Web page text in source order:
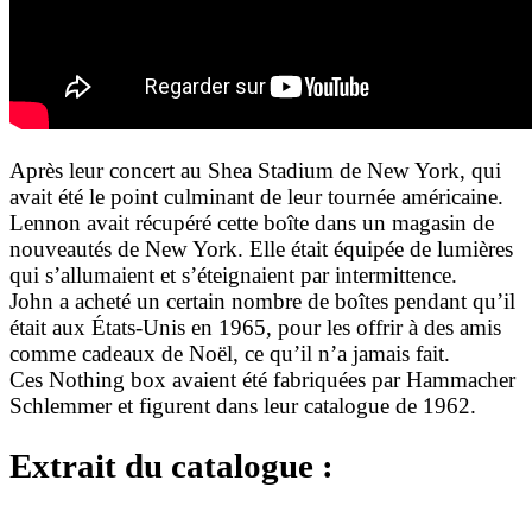
Après leur concert au Shea Stadium de New York, qui
avait été le point culminant de leur tournée américaine.
Lennon avait récupéré cette boîte dans un magasin de
nouveautés de New York. Elle était équipée de lumières
qui s’allumaient et s’éteignaient par intermittence.
John a acheté un certain nombre de boîtes pendant qu’il
était aux États-Unis en 1965, pour les offrir à des amis
comme cadeaux de Noël, ce qu’il n’a jamais fait.
Ces Nothing box avaient été fabriquées par Hammacher
Schlemmer et figurent dans leur catalogue de 1962.
Extrait du catalogue :